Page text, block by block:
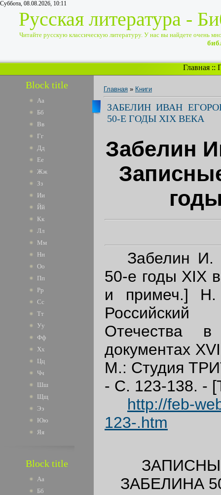
Суббота, 08.08.2026, 10:11
Русская литература -
Читайте русскую классическую литературу. У нас вы найдете очень
Главная ::
Block title
Аа
Бб
Вв
Гг
Дд
Ее
Жж
Зз
Ии
Йй
Кк
Лл
Мм
Нн
Оо
Пп
Рр
Сс
Тт
Уу
Фф
Хх
Цц
Чч
Шш
Щщ
Ээ
Юю
Яя
Block title
Аа
Бб
Главная » Книги
ЗАБЕЛИН ИВАН
50-Е ГОДЫ XIX ВЕКА
Забелин
Забелин И.
50-е годы XIX
и примеч.] Н.
Отечества в
документах
М.: Студия
- С. 123-138. -
http://feb-
123-.htm
ЗАБЕЛИНА